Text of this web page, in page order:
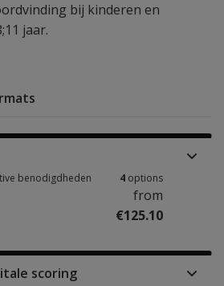
bij kinderen en
jaar.
benodigdheden
4 options
from
€125.10
scoring